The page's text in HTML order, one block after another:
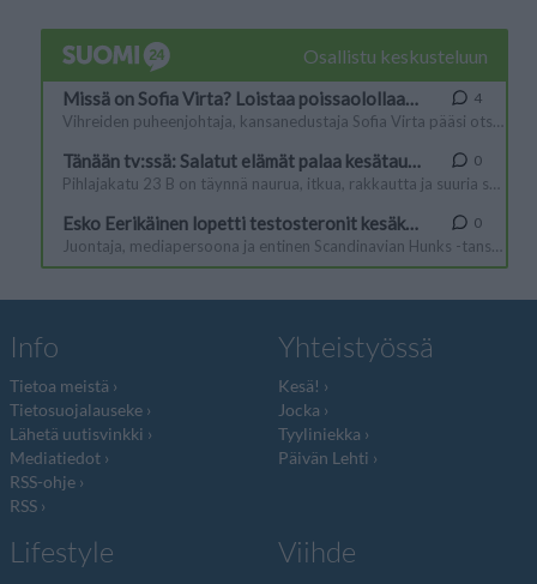
Info
Tietoa meistä
Tietosuojalauseke
Lähetä uutisvinkki
Mediatiedot
RSS-ohje
RSS
Yhteistyössä
Kesä!
Jocka
Tyyliniekka
Päivän Lehti
Lifestyle Viihde